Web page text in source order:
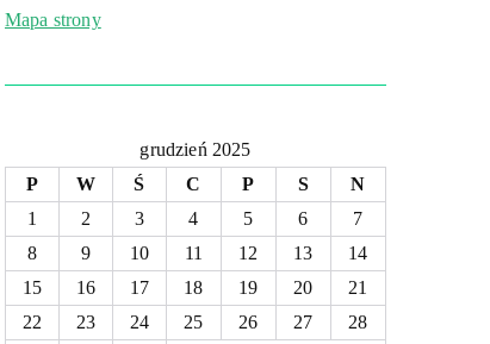
Mapa strony
grudzień 2025
P
W Ś C P S
N
1
2 3 4 5 6
7
8
9 10 11 12 13
14
15
16 17 18 19 20
21
22
23 24 25 26 27
28